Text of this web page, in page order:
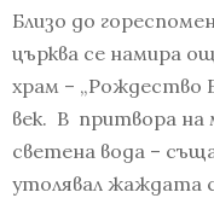
Близо до
църква се намира
храм – „Рождество
век. В притвора на
светена вода –
утолявал жаждата